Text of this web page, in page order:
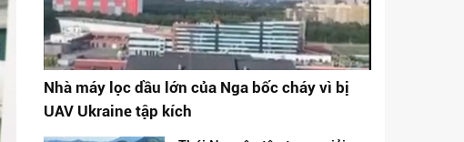
Nhà máy lọc dầu lớn của Nga bốc cháy vì bị
UAV Ukraine tập kích